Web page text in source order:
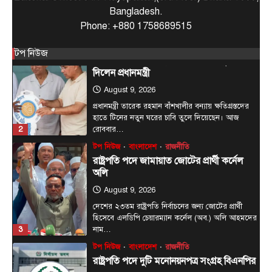
Bangladesh.
Phone: +880 1758689515
টপ নিউজ
প্রধানমন্ত্রী তারেক রহমান বাঁশখালীর বন্যায় ক্ষতিগ্রস্তদের
হাতে টিনের নতুন ঘরের চাবি তুলে দিয়েছেন। আজ
রোববার…
3
টপ নিউজ বাংলাদেশ রাজনীতি
রাষ্ট্রপতি পদে জামায়াত জোটের প্রার্থী কর্নেল
অলি
August 9, 2026
দেশের ২৩তম রাষ্ট্রপতি নির্বাচনের জন্য জোটের প্রার্থী
হিসেবে এলডিপি চেয়ারম্যান কর্নেল (অব.) অলি আহমদের
নাম…
4
টপ নিউজ বাংলাদেশ রাজনীতি
রাষ্ট্রপতি পদে দুটি মনোনয়নপত্র সংগ্রহ বিএনপির
August 9, 2026
রাষ্ট্রপতি পদে নির্বাচনের জন্য নির্বাচন কমিশন কার্যালয়
থেকে দুটি মনোনয়নপত্র সংগ্রহ করেছে ক্ষমতাসীন দল
বিএনপি।…
জেলা সংবাদ
প্রধানমন্ত্রী হিসাবে ২০ বছরের ব্যবধানে মা-
ছেলের বাঁশখালী সফর